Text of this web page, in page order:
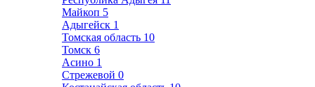
Майкоп 5
Адыгейск 1
Томская область 10
Томск 6
Асино 1
Стрежевой 0